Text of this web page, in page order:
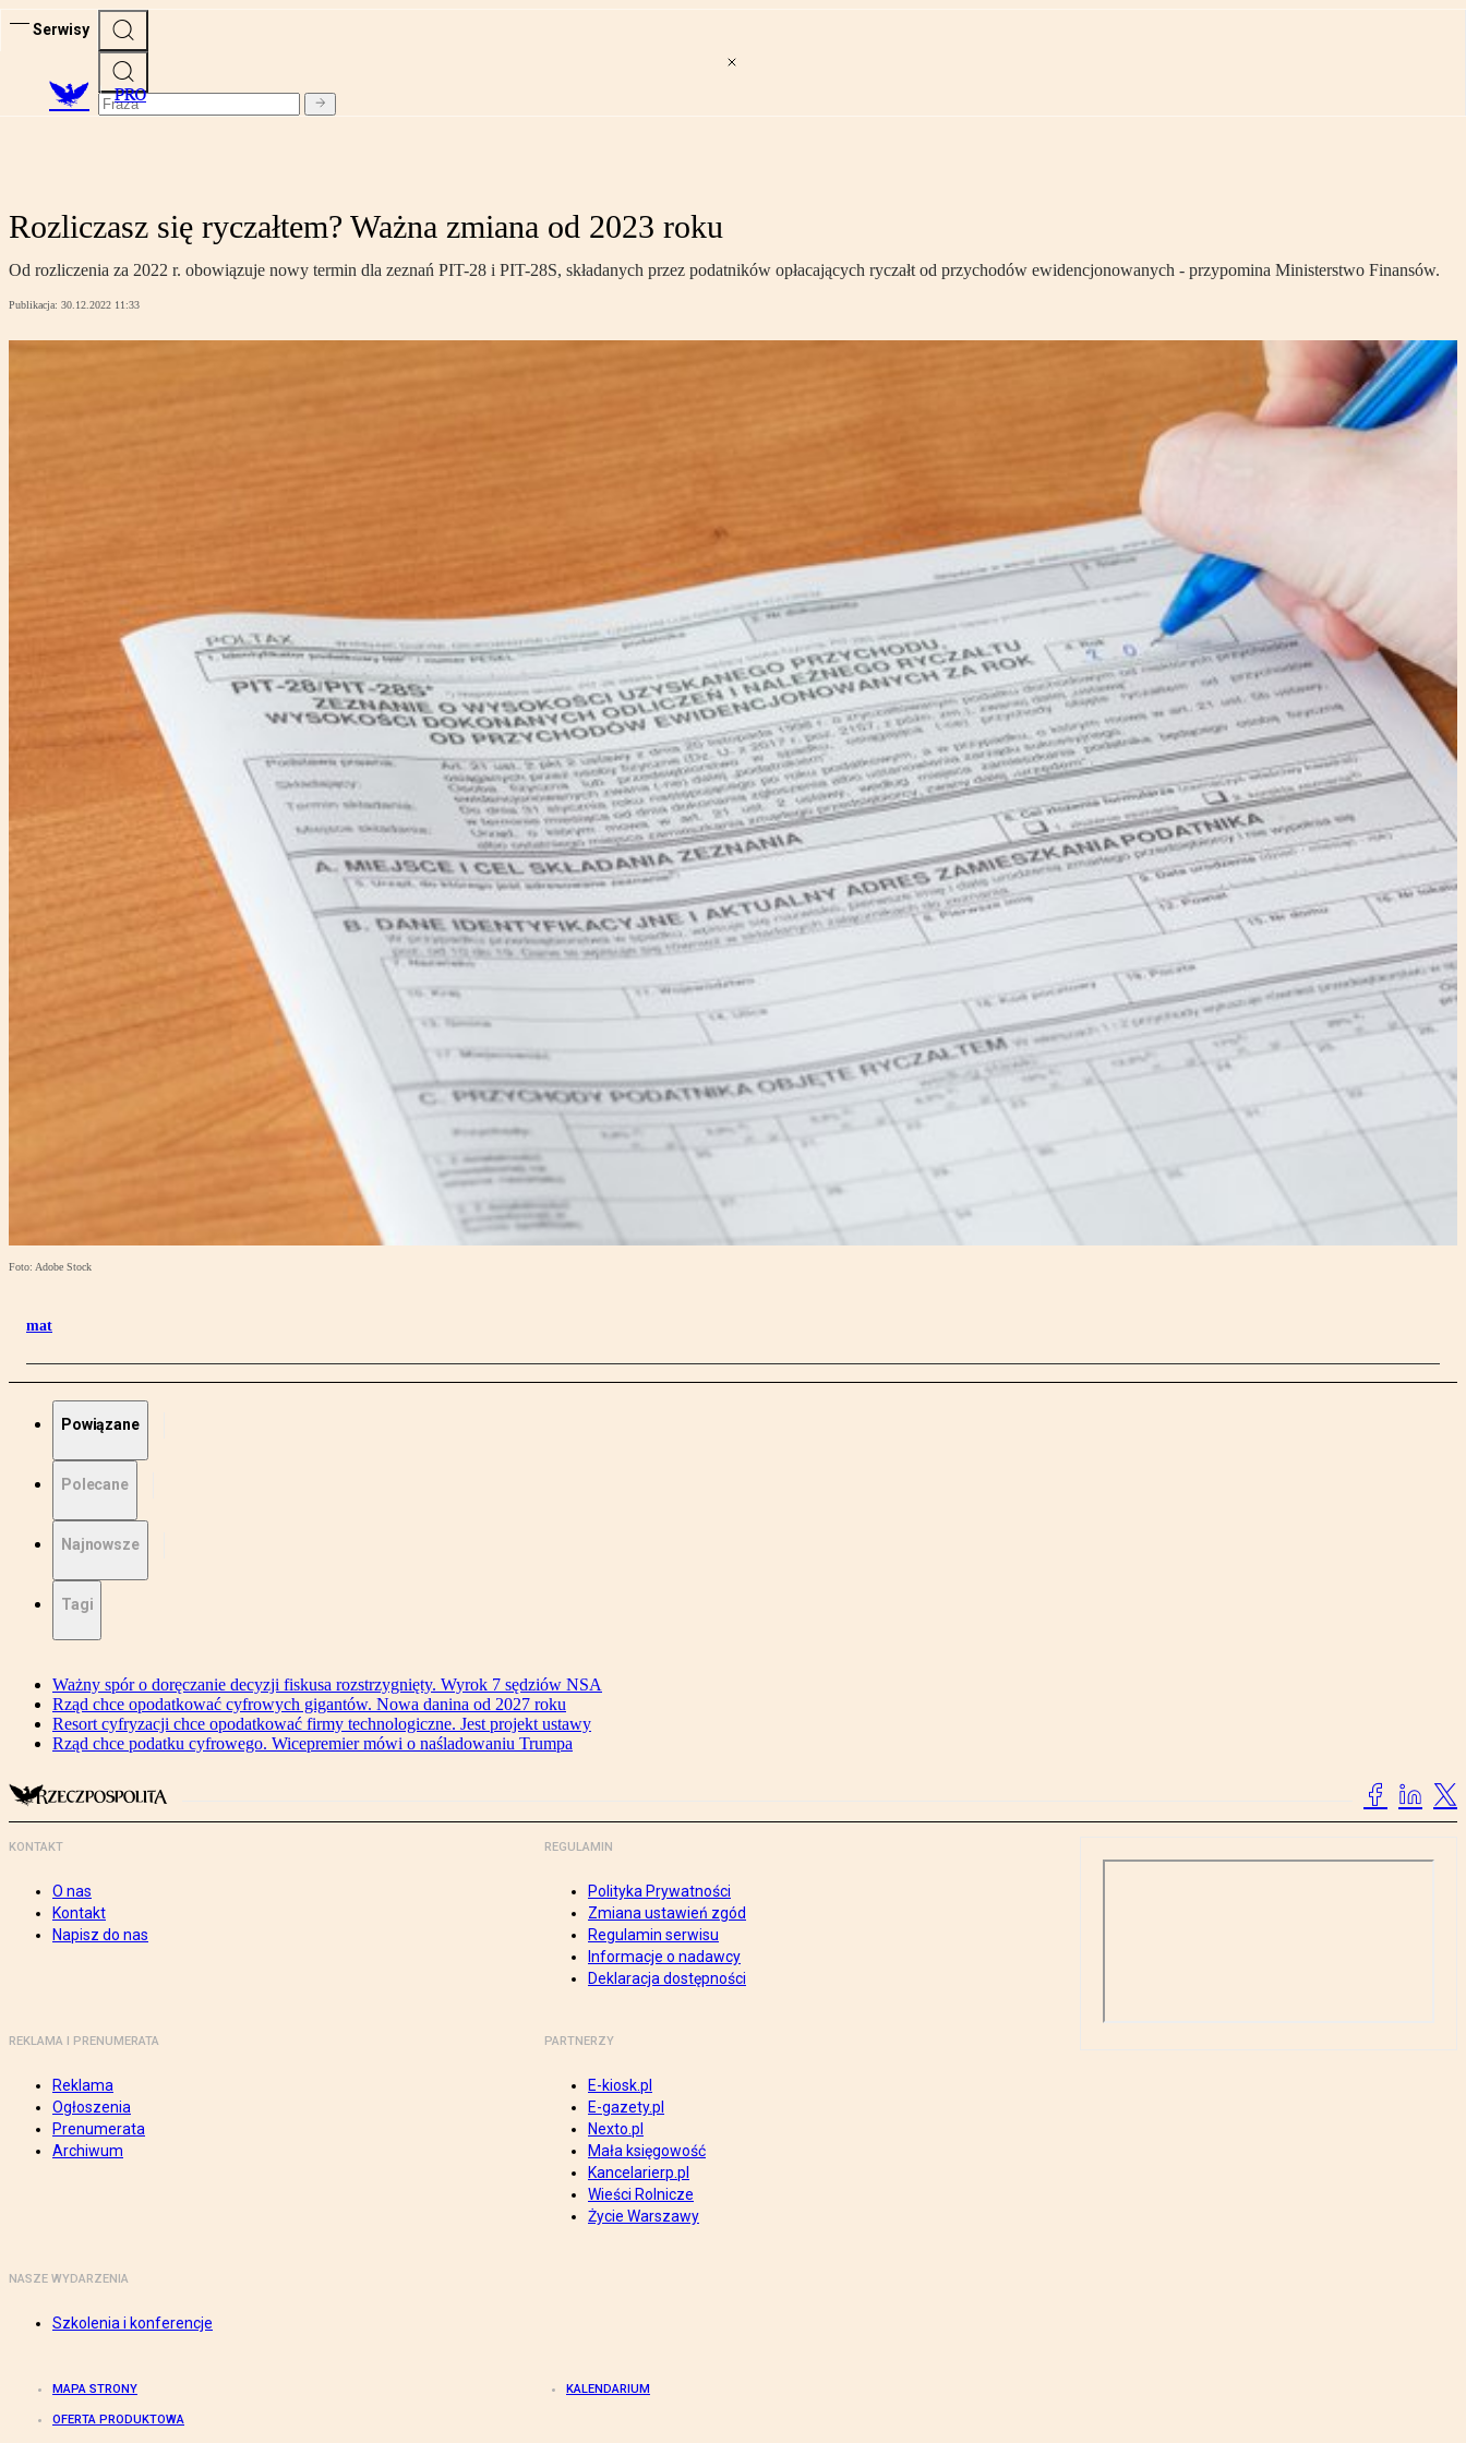
Serwisy
PRO
Rozliczasz się ryczałtem? Ważna zmiana od 2023 roku
Od rozliczenia za 2022 r. obowiązuje nowy termin dla zeznań PIT-28 i PIT-28S, składanych przez podatników opłacających ryczałt od przychodów ewidencjonowanych - przypomina Ministerstwo Finansów.
Publikacja: 30.12.2022 11:33
Foto: Adobe Stock
mat
Powiązane
Polecane
Najnowsze
Tagi
Ważny spór o doręczanie decyzji fiskusa rozstrzygnięty. Wyrok 7 sędziów NSA
Rząd chce opodatkować cyfrowych gigantów. Nowa danina od 2027 roku
Resort cyfryzacji chce opodatkować firmy technologiczne. Jest projekt ustawy
Rząd chce podatku cyfrowego. Wicepremier mówi o naśladowaniu Trumpa
KONTAKT
O nas
Kontakt
Napisz do nas
REGULAMIN
Polityka Prywatności
Zmiana ustawień zgód
Regulamin serwisu
Informacje o nadawcy
Deklaracja dostępności
REKLAMA I PRENUMERATA
Reklama
Ogłoszenia
Prenumerata
Archiwum
PARTNERZY
E-kiosk.pl
E-gazety.pl
Nexto.pl
Mała księgowość
Kancelarierp.pl
Wieści Rolnicze
Życie Warszawy
NASZE WYDARZENIA
Szkolenia i konferencje
MAPA STRONY KALENDARIUM
OFERTA PRODUKTOWA